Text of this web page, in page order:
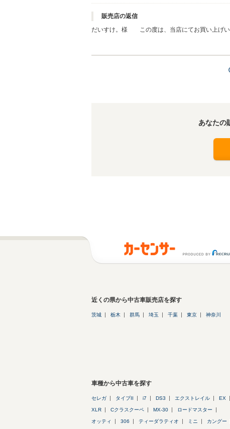
販売店の返信
だいすけ。様 この度は、当店にてお買い上げい
あなたの
近くの県から中古車販売店を探す
茨城 栃木 群馬 埼玉 千葉 東京 神奈川
車種から中古車を探す
セレガ タイプII i7 DS3 エクストレイル EX
XLR Cクラスクーペ MX-30 ロードマスター
オッティ 306 ティーダラティオ ミニ カングー